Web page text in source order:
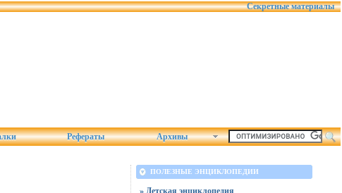
Секретные материалы
Рефераты Архивы
ПОЛЕЗНЫЕ ЭНЦИКЛОПЕДИИ
» Детская энциклопедия